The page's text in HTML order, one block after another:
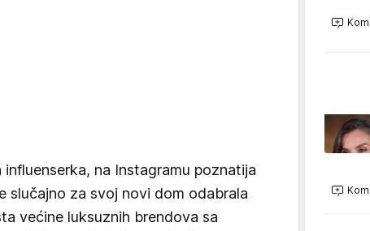
na Instagramu poznatija
slučajno za svoj novi dom odabrala
većine luksuznih brendova sa